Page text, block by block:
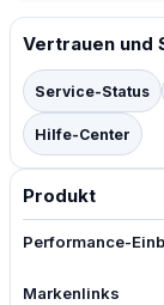
Vertrauen und
Service-Status
Hilfe-Center
Produkt
Performance-
Markenlinks